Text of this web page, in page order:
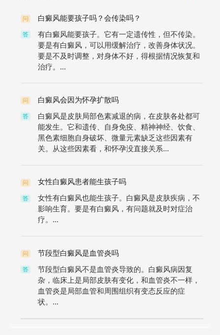
问 白癜风能要孩子吗？会传染吗？
答
有白癜风能要孩子。它有一定遗传性，但不传染。
要是有白癜风，可以用缓解治疗，改善身体状况。
要是不及时调整，对身体不好，得根据情况恢复和
治疗。...
问 白癜风会因为怀孕扩散吗
答
白癜风是皮肤局部色素减退的病，在皮肤各处都可
能发生。它和遗传、自身免疫、精神神经、饮食、
黑色素细胞自身破坏、微量元素缺乏这些因素有
关。从这些因素看，和怀孕没直接关系...
问 女性白癜风患者能生孩子吗
答
女性有白癜风也能生孩子。白癜风是皮肤疾病，不
影响生育。要是有白癜风，有问题就及时对症治
疗。...
问 节段型白癜风是血管炎吗
答
节段型白癜风不是血管炎导致的。白癜风病因复
杂，临床上是局部皮肤有变化，和血管炎不一样，
血管炎是局部血管和周围组织有变态反应的症
状。...